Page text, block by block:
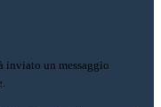
inviato un messaggio